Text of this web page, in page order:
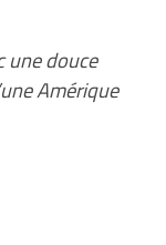
douce
Amérique